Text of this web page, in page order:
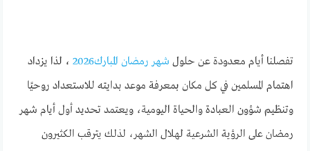
تفصلنا أيام معدودة عن حلول شهر رمضان المبارك2026
، لذا يزداد
اهتمام المسلمين في كل مكان بمعرفة موعد بدايته للاستعداد روحيًا
وتنظيم شؤون العبادة والحياة اليومية، ويعتمد تحديد أول أيام شهر
رمضان على الرؤية الشرعية لهلال الشهر، لذلك يترقب الكثيرون